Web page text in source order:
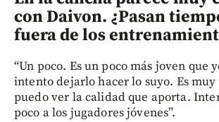
con Daivon. ¿Pasan
fuera de los
“Un poco. Es un poco más joven que
intento dejarlo hacer lo suyo. Es
puedo ver la calidad que aporta.
poco a los jugadores jóvenes”.